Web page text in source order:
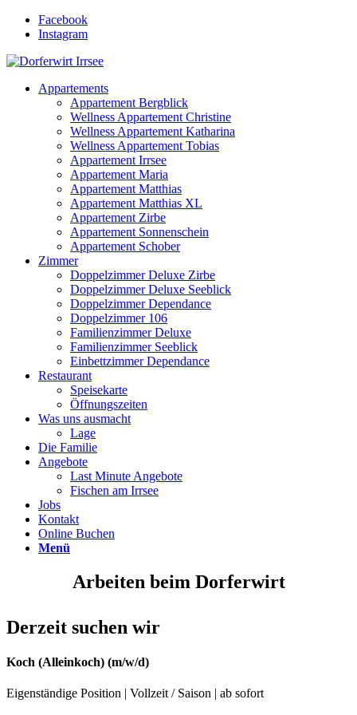
Facebook
Instagram
Appartements
Appartement Bergblick
Wellness Appartement Christine
Wellness Appartement Katharina
Wellness Appartement Tobias
Appartement Irrsee
Appartement Maria
Appartement Matthias
Appartement Matthias XL
Appartement Zirbe
Appartement Sonnenschein
Appartement Schober
Zimmer
Doppelzimmer Deluxe Zirbe
Doppelzimmer Deluxe Seeblick
Doppelzimmer Dependance
Doppelzimmer 106
Familienzimmer Deluxe
Familienzimmer Seeblick
Einbettzimmer Dependance
Restaurant
Speisekarte
Öffnungszeiten
Was uns ausmacht
Lage
Die Familie
Angebote
Last Minute Angebote
Fischen am Irrsee
Jobs
Kontakt
Online Buchen
Menü
Arbeiten beim Dorferwirt
Derzeit suchen wir
Koch (Alleinkoch) (m/w/d)
Eigenständige Position | Vollzeit / Saison | ab sofort